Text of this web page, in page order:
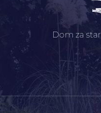
Dom za